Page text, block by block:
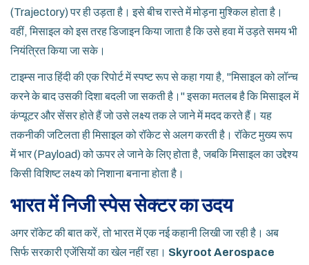
(Trajectory) पर ही उड़ता है। इसे बीच रास्ते में मोड़ना मुश्किल होता है।
वहीं, मिसाइल को इस तरह डिजाइन किया जाता है कि उसे हवा में उड़ते समय भी
नियंत्रित किया जा सके।
टाइम्स नाउ हिंदी की एक रिपोर्ट में स्पष्ट रूप से कहा गया है, "मिसाइल को लॉन्च
करने के बाद उसकी दिशा बदली जा सकती है।" इसका मतलब है कि मिसाइल में
कंप्यूटर और सेंसर होते हैं जो उसे लक्ष्य तक ले जाने में मदद करते हैं। यह
तकनीकी जटिलता ही मिसाइल को रॉकेट से अलग करती है। रॉकेट मुख्य रूप
में भार (Payload) को ऊपर ले जाने के लिए होता है, जबकि मिसाइल का उद्देश्य
किसी विशिष्ट लक्ष्य को निशाना बनाना होता है।
भारत में निजी स्पेस सेक्टर का उदय
अगर रॉकेट की बात करें, तो भारत में एक नई कहानी लिखी जा रही है। अब
सिर्फ सरकारी एजेंसियों का खेल नहीं रहा। Skyroot Aerospace